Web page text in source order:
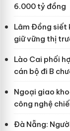
6.000 tỷ đồng
Lâm Đồng siết
giữ vững thị
Lào Cai phối
cán bộ đi B
Ngoại giao
công nghệ
Đà Nẵng: